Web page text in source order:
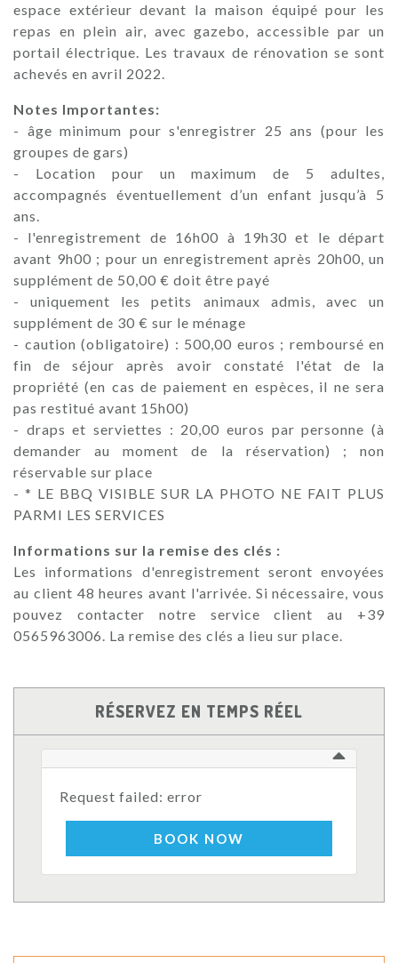
espace extérieur devant la maison équipé pour les
repas en plein air, avec gazebo, accessible par un
portail électrique. Les travaux de rénovation se sont
achevés en avril 2022.
Notes Importantes:
- âge minimum pour s'enregistrer 25 ans (pour les
groupes de gars)
- Location pour un maximum de 5 adultes,
accompagnés éventuellement d’un enfant jusqu’à 5
ans.
- l'enregistrement de 16h00 à 19h30 et le départ
avant 9h00 ; pour un enregistrement après 20h00, un
supplément de 50,00 € doit être payé
- uniquement les petits animaux admis, avec un
supplément de 30 € sur le ménage
- caution (obligatoire) : 500,00 euros ; remboursé en
fin de séjour après avoir constaté l'état de la
propriété (en cas de paiement en espèces, il ne sera
pas restitué avant 15h00)
- draps et serviettes : 20,00 euros par personne (à
demander au moment de la réservation) ; non
réservable sur place
- * LE BBQ VISIBLE SUR LA PHOTO NE FAIT PLUS
PARMI LES SERVICES
Informations sur la remise des clés :
Les informations d'enregistrement seront envoyées
au client 48 heures avant l'arrivée. Si nécessaire, vous
pouvez contacter notre service client au +39
0565963006. La remise des clés a lieu sur place.
RÉSERVEZ EN TEMPS RÉEL
Request failed: error
BOOK NOW